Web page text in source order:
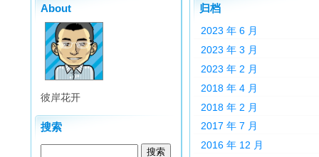
About
彼岸花开
搜索
归档
2023 年 6 月
2023 年 3 月
2023 年 2 月
2018 年 4 月
2018 年 2 月
2017 年 7 月
2016 年 12 月